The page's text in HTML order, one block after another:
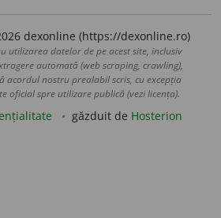
dexonline (https://dexonline.ro)
utilizarea datelor de pe acest site, inclusiv
automată (web scraping, crawling),
acordul nostru prealabil scris, cu excepția
oficial spre utilizare publică (vezi licența).
găzduit de Hosterion